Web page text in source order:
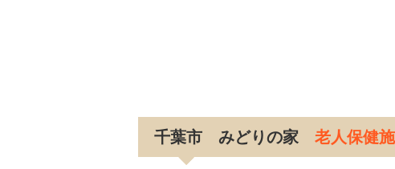
千葉市 みどりの家 老人保健